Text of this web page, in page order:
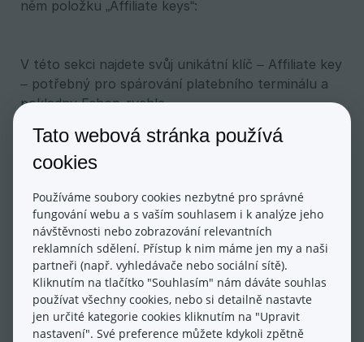
něm položku „Affiliate keys“:
V této sekci najdete svůj unikátní klíč – Affiliate key
– potřebný pro spárování platebního terminálu a
pokladny Eshop-rychle.
eshoprychle.nazev_eshopu– namísto
„nazev_eshopu“ použijte vlastní libovolný zvolený
eshoprychle.prodavame_hracky). Název zadejte
bez diakritiky a mezer. Následně klikněte na
tlačítkoAdd Application ID.
Po úspěšném přidání překopírujte Application ID a
Affilate Key do administrace Eshop-rychle, a to
konkrétně v sekciE-shop → Pokladna → Přehled
Tato webová stránka používá
cookies
Používáme soubory cookies nezbytné pro správné
fungování webu a s vaším souhlasem i k analýze jeho
návštěvnosti nebo zobrazování relevantních
reklamních sdělení. Přístup k nim máme jen my a naši
partneři (např. vyhledávače nebo sociální sítě).
Kliknutím na tlačítko "Souhlasím" nám dáváte souhlas
používat všechny cookies, nebo si detailně nastavte
jen určité kategorie cookies kliknutím na "Upravit
nastavení". Své preference můžete kdykoli zpětně